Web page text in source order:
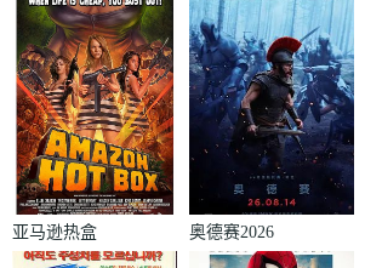
亚马逊热盒 奥德赛2026